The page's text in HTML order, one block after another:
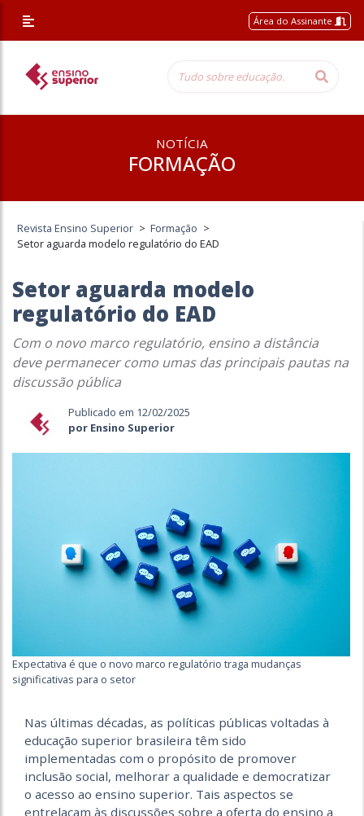
Área do Assinante
NOTÍCIA
FORMAÇÃO
Revista Ensino Superior > Formação >
Setor aguarda modelo regulatório do EAD
Setor aguarda modelo
regulatório do EAD
Com o novo marco regulatório, ensino a distância
deve permanecer como umas das principais pautas na
discussão pública
Publicado em 12/02/2025
por Ensino Superior
Expectativa é que o novo marco regulatório traga mudanças
significativas para o setor
Nas últimas décadas, as políticas públicas voltadas à
educação superior brasileira têm sido
implementadas com o propósito de promover
inclusão social, melhorar a qualidade e democratizar
o acesso ao ensino superior. Tais aspectos se
entrelaçam às discussões sobre a oferta do ensino a